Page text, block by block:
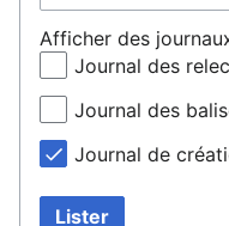
Afficher des
Journal des
Journal des
Journal de
Lister